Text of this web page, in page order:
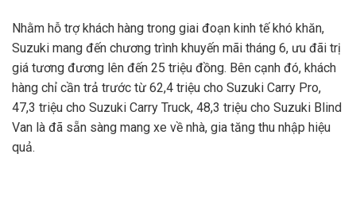
Nhằm hỗ trợ khách hàng trong giai đoạn kinh tế khó khăn,
Suzuki mang đến chương trình khuyến mãi tháng 6, ưu đãi trị
giá tương đương lên đến 25 triệu đồng. Bên cạnh đó, khách
hàng chỉ cần trả trước từ 62,4 triệu cho Suzuki Carry Pro,
47,3 triệu cho Suzuki Carry Truck, 48,3 triệu cho Suzuki Blind
Van là đã sẵn sàng mang xe về nhà, gia tăng thu nhập hiệu
quả.